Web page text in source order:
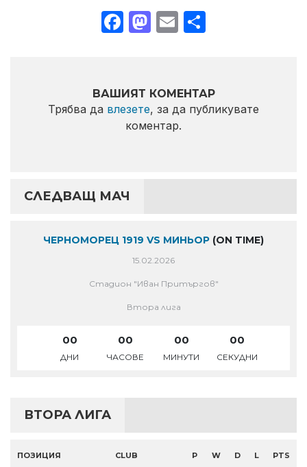
Facebook
Mastodon
Email
ВАШИЯТ КОМЕНТАР
Трябва да влезете, за да публикувате
коментар.
СЛЕДВАЩ МАЧ
ЧЕРНОМОРЕЦ 1919 VS МИНЬОР (ON TIME)
15.02.2026
Стадион "Иван Притъргов"
Втора лига
00
ДНИ
00
ЧАСОВЕ
00
МИНУТИ
00
СЕКУДНИ
ВТОРА ЛИГА
ПОЗИЦИЯ CLUB P W D L PTS